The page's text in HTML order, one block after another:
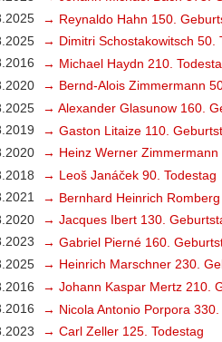
→ Reynaldo Hahn 150.
→ Dimitri Schostakowitsch 50.
→ Michael Haydn 210.
→ Bernd-Alois Zimmermann
→ Alexander Glasunow 160.
→ Gaston Litaize 110.
→ Heinz Werner Zimmermann
→ Leoš Janáček 90. Todestag
→ Bernhard Heinrich Romberg
→ Jacques Ibert 130.
→ Gabriel Pierné 160.
→ Heinrich Marschner 230.
→ Johann Kaspar Mertz 210.
→ Nicola Antonio Porpora 330.
→ Carl Zeller 125. Todestag